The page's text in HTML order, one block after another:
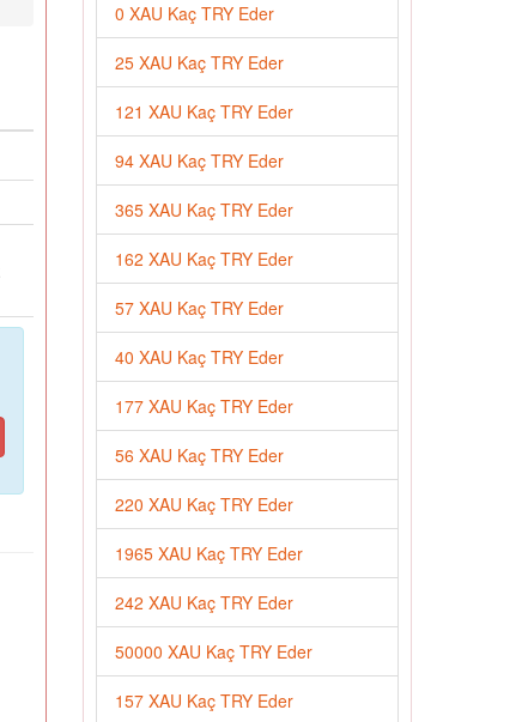
0 XAU Kaç TRY Eder
25 XAU Kaç TRY Eder
121 XAU Kaç TRY Eder
94 XAU Kaç TRY Eder
365 XAU Kaç TRY Eder
162 XAU Kaç TRY Eder
57 XAU Kaç TRY Eder
40 XAU Kaç TRY Eder
177 XAU Kaç TRY Eder
56 XAU Kaç TRY Eder
220 XAU Kaç TRY Eder
1965 XAU Kaç TRY Eder
242 XAU Kaç TRY Eder
50000 XAU Kaç TRY Eder
157 XAU Kaç TRY Eder